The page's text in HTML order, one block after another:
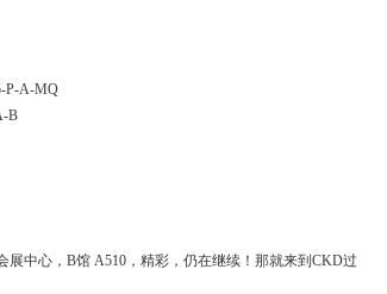
P-A-MQ
B
中心，B馆 A510，精彩，仍在继续！那就来到CKD过